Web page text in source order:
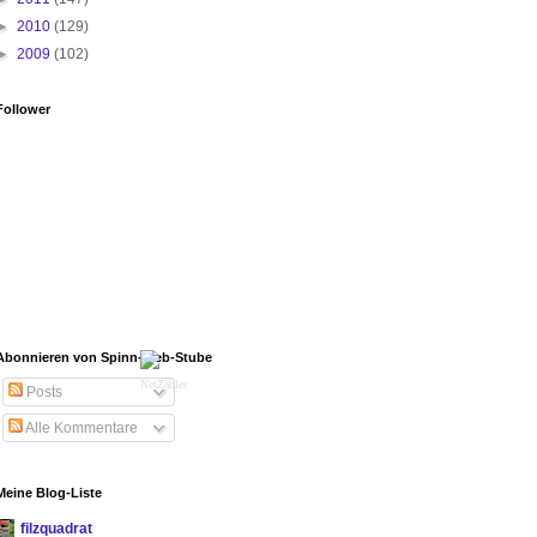
2010 (129)
2009 (102)
von Spinn-Web-Stube
Posts
Alle Kommentare
NetZähler
Blog-Liste
filzquadrat